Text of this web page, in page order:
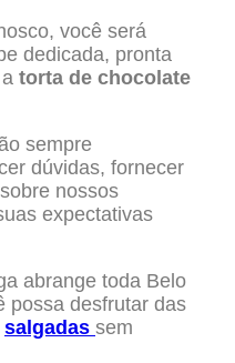
você será
dedicada, pronta
torta de chocolate
sempre
dúvidas, fornecer
nossos
expectativas
abrange toda Belo
possa desfrutar das
salgadas sem